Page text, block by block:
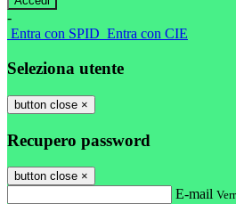
-
Entra con SPID Entra con CIE
Seleziona utente
button close ×
Recupero password
button close ×
E-mail